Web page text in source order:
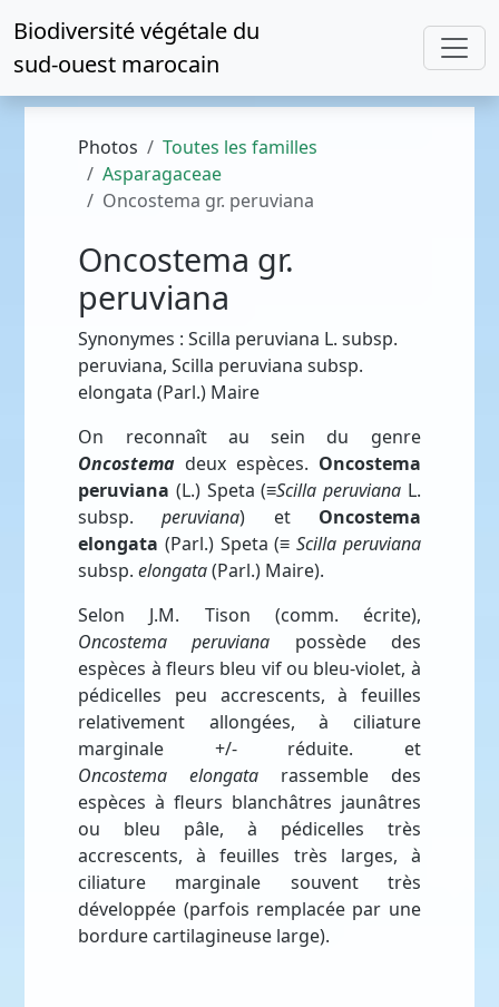
Biodiversité végétale du
sud-ouest marocain
Photos
Toutes les familles
Asparagaceae
Oncostema gr. peruviana
Oncostema gr.
peruviana
Synonymes : Scilla peruviana L. subsp.
peruviana, Scilla peruviana subsp.
elongata (Parl.) Maire
On reconnaît au sein du genre
Oncostema deux espèces. Oncostema
peruviana (L.) Speta (≡Scilla peruvianaL.
subsp.peruviana) et Oncostema
elongata (Parl.) Speta (≡ Scilla peruviana
subsp.elongata(Parl.) Maire).
Selon J.M. Tison (comm. écrite),
Oncostema peruviana possède des
espèces à fleurs bleu vif ou bleu-violet, à
pédicelles peu accrescents, à feuilles
relativement allongées, à ciliature
marginale +/- réduite. et
Oncostema elongata rassemble des
espèces à fleurs blanchâtres jaunâtres
ou bleu pâle, à pédicelles très
accrescents, à feuilles très larges, à
ciliature marginale souvent très
développée (parfois remplacée par une
bordure cartilagineuse large).